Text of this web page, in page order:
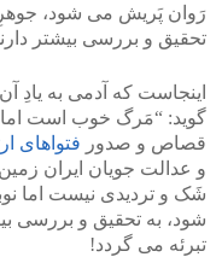
رَوان پَریش می شود،
تحقیق و بررسی بیشتر
اینجاست که آدمی به یادِ
گوید: “مَرگ خوب است اما
قصاص و صدور فتواهای
و عدالت جویان ایران
شَک و تردیدی نیست اما
شود، به تحقیق و بررسی
تبرئه می گردد!